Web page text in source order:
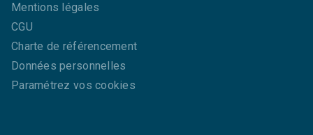
Mentions légales
CGU
Charte de référencement
Données personnelles
Paramétrez vos cookies